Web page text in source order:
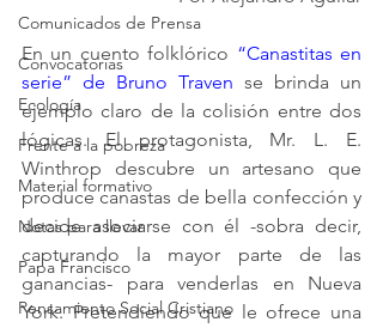
Comunicados de Prensa
Convocatorias
Ecología
Frente a la pobreza
Material formativo
Notas para llevar
Papa Francisco
Pensamiento Social Cristiano
En un cuento folklórico “Canastitas en
serie” de Bruno Traven se brinda un
ejemplo claro de la colisión entre dos
lógicas. El protagonista, Mr. L. E.
Winthrop descubre un artesano que
produce canastas de bella confección y
decide asociarse con él -sobra decir,
capturando la mayor parte de las
ganancias- para venderlas en Nueva
York. Pretendiendo que le ofrece una